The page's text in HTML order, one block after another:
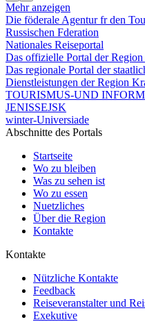
Mehr anzeigen
Die föderale Agentur fr den
Russischen Fderation
Nationales Reiseportal
Das offizielle Portal der
Das regionale Portal der
Dienstleistungen der Region
TOURISMUS-UND
JENISSEJSK
winter-Universiade
Abschnitte des Portals
Startseite
Wo zu bleiben
Was zu sehen ist
Wo zu essen
Nuetzliches
Über die Region
Kontakte
Kontakte
Nützliche Kontakte
Feedback
Reiseveranstalter und
Exekutive